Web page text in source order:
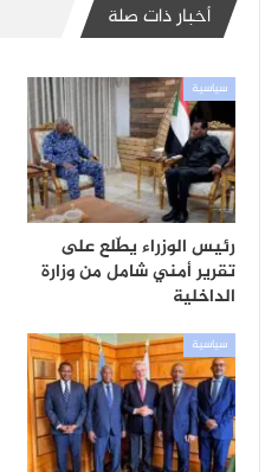
أخبار ذات صلة
سياسية
رئيس الوزراء يطّلع على
تقرير أمني شامل من وزارة
الداخلية
سياسية